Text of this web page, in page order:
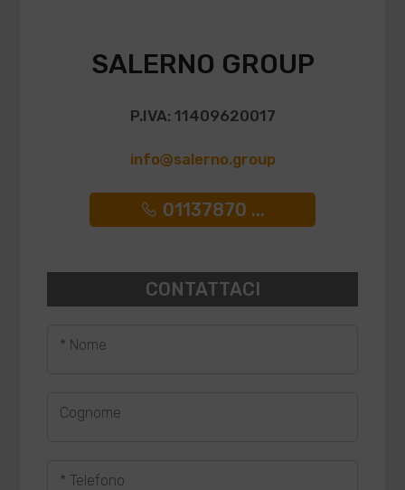
SALERNO GROUP
P.IVA: 11409620017
info@salerno.group
01137870 ...
CONTATTACI
* Nome
Cognome
* Telefono